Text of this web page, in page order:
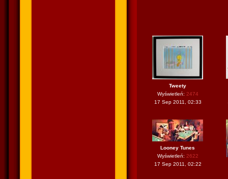
Tweety
Wyświetleń: 2474
17 Sep 2011, 02:33
Looney Tunes
Wyświetleń: 2622
17 Sep 2011, 02:22